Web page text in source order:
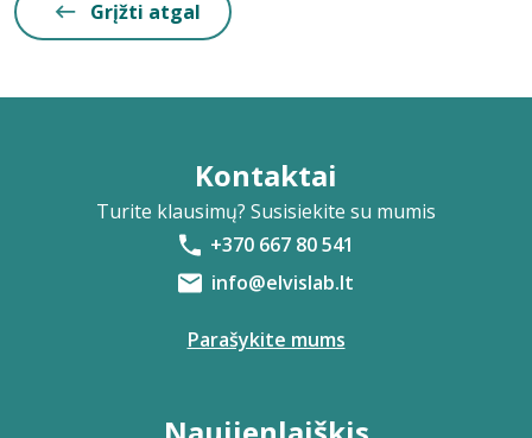
Grįžti atgal
Kontaktai
Turite klausimų? Susisiekite su mumis
+370 667 80 541
info@elvislab.lt
Parašykite mums